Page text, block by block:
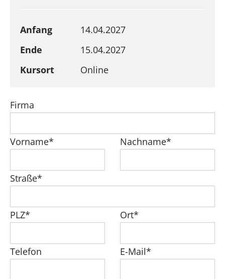
Firma
Vorname* Nachname*
Straße*
PLZ* Ort*
Telefon E-Mail*
Anfang
14.04.2027
Ende
15.04.2027
Kursort
Online